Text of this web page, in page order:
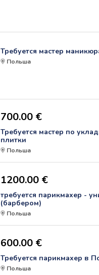
Требуется мастер
Польша
700.00 €
Требуется мастер по
плитки
Польша
1200.00 €
требуется парикмахер -
(барбером)
Польша
600.00 €
Требуется парикмахер в
Польша